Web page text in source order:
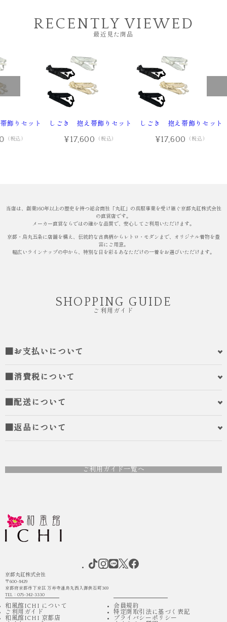
RECENTLY VIEWED
最近見た商品
飾りセット
（税込）
しごき 抱え帯飾りセット
¥17,600 （税込）
しごき 抱え帯飾りセット
¥17,600 （税込）
当店は、創業160年以上の歴史を持つ総合商社「丸紅」の呉服事業を受け継ぐ京都丸紅株式会社
の直営店です。
メーカー直営ならではの確かな品質で、安心してご利用いただけます。
京都・烏丸五条に店舗を構え、伝統的な古典柄からレトロ・モダンまで、オリジナル着物を豊
富にご用意。
幅広いラインナップの中から、特別な日を彩るあなただけの一着をお選びいただけます。
SHOPPING GUIDE
ご利用ガイド
■お支払いについて
■消費税について
■配送について
■返品について
ご利用ガイド一覧へ
京都丸紅株式会社
〒600-8429
京都府京都市下京区 万寿寺通烏丸西入御供石町369
TEL：075-342-3330
和風館ICHI について
ご利用ガイド
和風館ICHI 京都店
会員規約
特定商取引法に基づく表記
プライバシーポリシー